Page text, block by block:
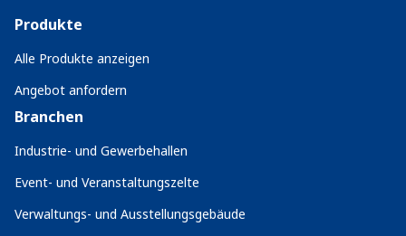
Produkte
Alle Produkte anzeigen
Angebot anfordern
Branchen
Industrie- und Gewerbehallen
Event- und Veranstaltungszelte
Verwaltungs- und Ausstellungsgebäude